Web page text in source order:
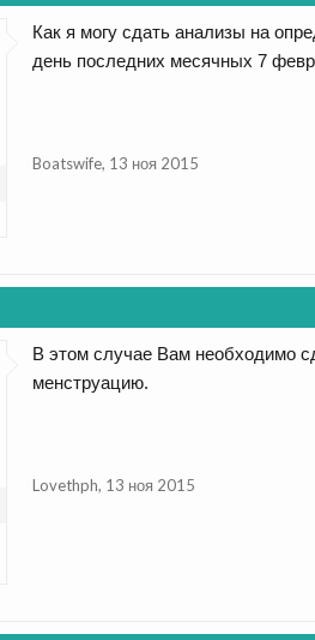
Как я могу сдать анализы на
день последних месячных 7
Boatswife, 13 ноя 2015
В этом случае Вам необходимо
менструацию.
Lovethph, 13 ноя 2015